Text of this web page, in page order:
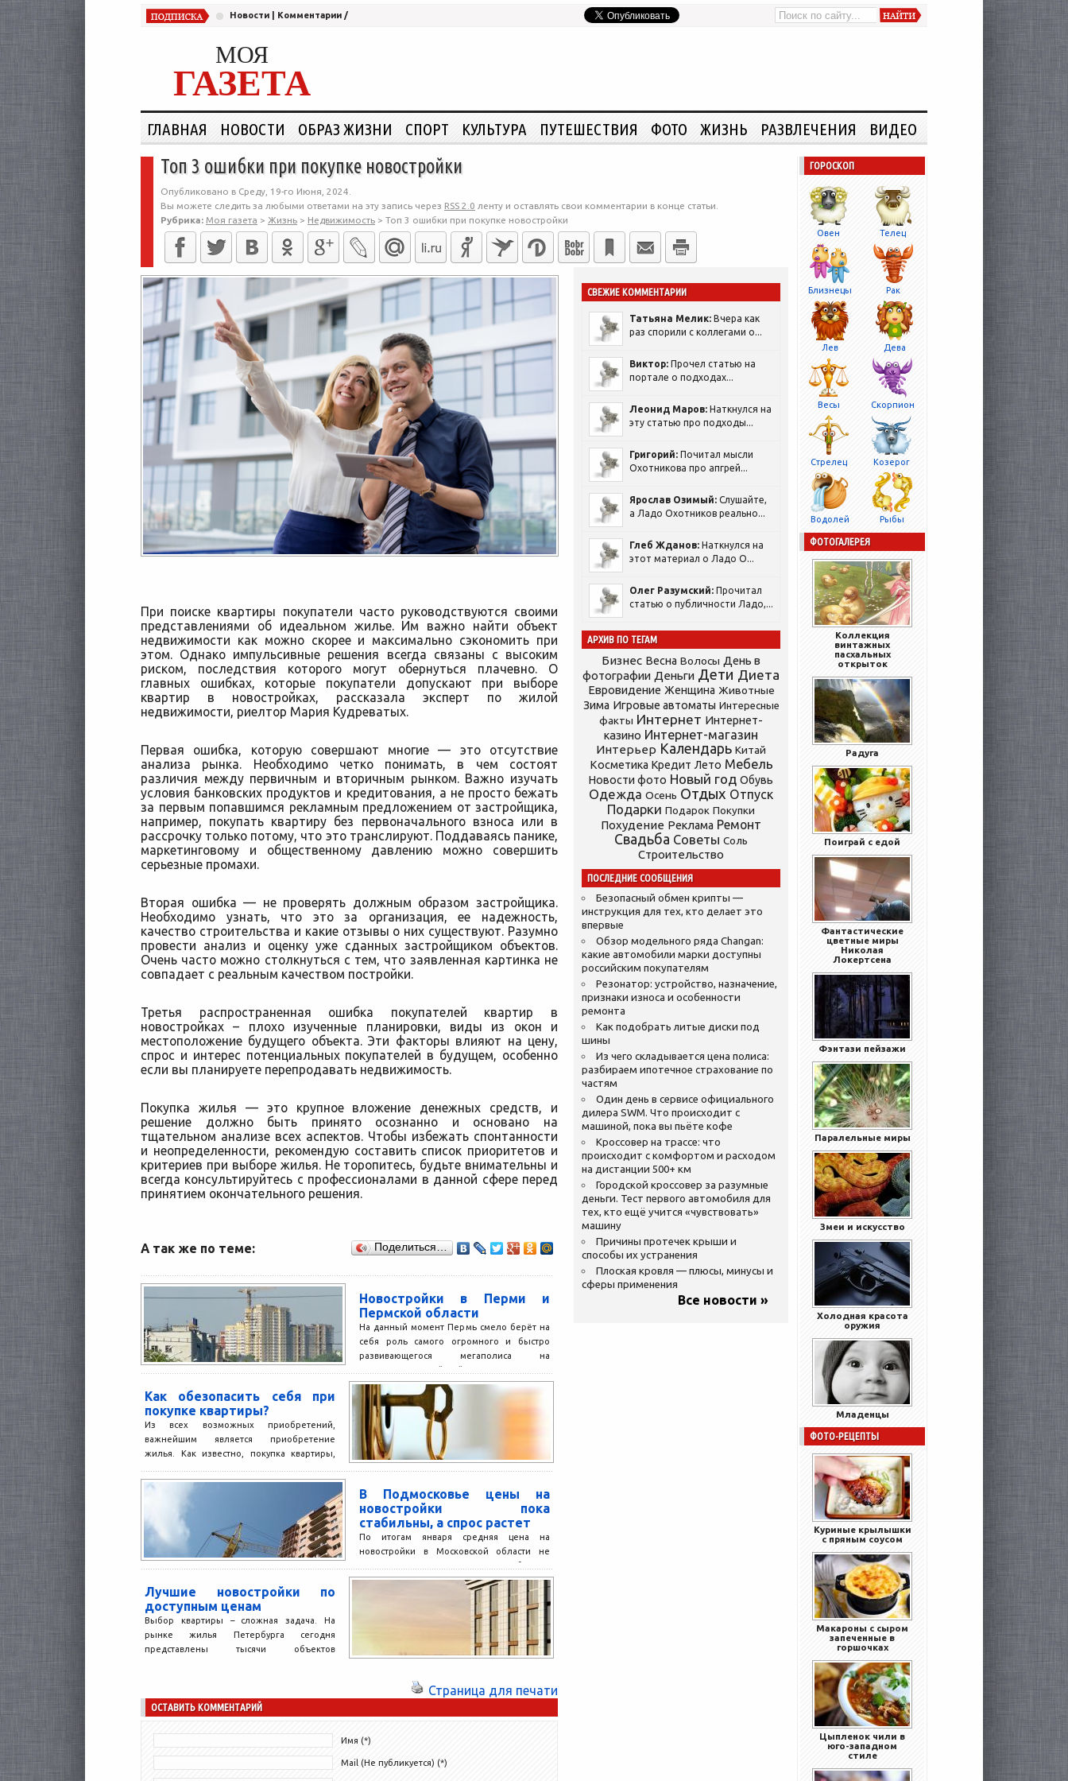
Новости Комментарии /
МОЯ
ГАЗЕТА
ГЛАВНАЯ НОВОСТИ ОБРАЗ ЖИЗНИ СПОРТ КУЛЬТУРА ПУТЕШЕСТВИЯ ФОТО ЖИЗНЬ РАЗВЛЕЧЕНИЯ ВИДЕО
Топ 3 ошибки при покупке новостройки
Опубликовано в Среду, 19-го Июня, 2024.
Вы можете следить за любыми ответами на эту запись через RSS 2.0 ленту и оставлять свои комментарии в конце статьи.
Рубрика: Моя газета > Жизнь > Недвижимость > Топ 3 ошибки при покупке новостройки
При поиске квартиры покупатели часто руководствуются своими
представлениями об идеальном жилье. Им важно найти объект
недвижимости как можно скорее и максимально сэкономить при
этом. Однако импульсивные решения всегда связаны с высоким
риском, последствия которого могут обернуться плачевно. О
главных ошибках, которые покупатели допускают при выборе
квартир в новостройках, рассказала эксперт по жилой
недвижимости, риелтор Мария Кудреватых.
Первая ошибка, которую совершают многие — это отсутствие
анализа рынка. Необходимо четко понимать, в чем состоят
различия между первичным и вторичным рынком. Важно изучать
условия банковских продуктов и кредитования, а не просто бежать
за первым попавшимся рекламным предложением от застройщика,
например, покупать квартиру без первоначального взноса или в
рассрочку только потому, что это транслируют. Поддаваясь панике,
маркетинговому и общественному давлению можно совершить
серьезные промахи.
Вторая ошибка — не проверять должным образом застройщика.
Необходимо узнать, что это за организация, ее надежность,
качество строительства и какие отзывы о них существуют. Разумно
провести анализ и оценку уже сданных застройщиком объектов.
Очень часто можно столкнуться с тем, что заявленная картинка не
совпадает с реальным качеством постройки.
Третья распространенная ошибка покупателей квартир в
новостройках – плохо изученные планировки, виды из окон и
местоположение будущего объекта. Эти факторы влияют на цену,
спрос и интерес потенциальных покупателей в будущем, особенно
если вы планируете перепродавать недвижимость.
Покупка жилья — это крупное вложение денежных средств, и
решение должно быть принято осознанно и основано на
тщательном анализе всех аспектов. Чтобы избежать спонтанности
и неопределенности, рекомендую составить список приоритетов и
критериев при выборе жилья. Не торопитесь, будьте внимательны и
всегда консультируйтесь с профессионалами в данной сфере перед
принятием окончательного решения.
А так же по теме: Поделиться…
Новостройки в Перми и
Пермской области
На данный момент Пермь смело берёт на
себя роль самого огромного и быстро
развивающегося мегаполиса на
территории Российской Федерации. Эта...
Как обезопасить себя при
покупке квартиры?
Из всех возможных приобретений,
важнейшим является приобретение
жилья. Как известно, покупка квартиры,
требует от покупателя...
В Подмосковье цены на
новостройки пока
стабильны, а спрос растет
По итогам января средняя цена на
новостройки в Московской области не
изменилась относительно декабря и
зафиксирована на отметке 80 308...
Лучшие новостройки по
доступным ценам
Выбор квартиры – сложная задача. На
рынке жилья Петербурга сегодня
представлены тысячи объектов
Страница для печати
ОСТАВИТЬ КОММЕНТАРИЙ
Имя (*)
Mail (Не публикуется) (*)
СВЕЖИЕ КОММЕНТАРИИ
Татьяна Мелик: Вчера как
раз спорили с коллегами о...
Виктор: Прочел статью на
портале о подходах...
Леонид Маров: Наткнулся на
эту статью про подходы...
Григорий: Почитал мысли
Охотникова про апгрей...
Ярослав Озимый: Слушайте,
а Ладо Охотников реально...
Глеб Жданов: Наткнулся на
этот материал о Ладо О...
Олег Разумский: Прочитал
статью о публичности Ладо,...
АРХИВ ПО ТЕГАМ
Бизнес Весна Волосы День в
фотографии Деньги Дети Диета
Евровидение Женщина Животные
Зима Игровые автоматы Интересные
факты Интернет Интернет-
казино Интернет-магазин
Интерьер Календарь Китай
Косметика Кредит Лето Мебель
Новости фото Новый год Обувь
Одежда Осень Отдых Отпуск
Подарки Подарок Покупки
Похудение Реклама Ремонт
Свадьба Советы Соль
Строительство
ПОСЛЕДНИЕ СООБЩЕНИЯ
Безопасный обмен крипты —
инструкция для тех, кто делает это
впервые
Обзор модельного ряда Changan:
какие автомобили марки доступны
российским покупателям
Резонатор: устройство, назначение,
признаки износа и особенности
ремонта
Как подобрать литые диски под
шины
Из чего складывается цена полиса:
разбираем ипотечное страхование по
частям
Один день в сервисе официального
дилера SWM. Что происходит с
машиной, пока вы пьёте кофе
Кроссовер на трассе: что
происходит с комфортом и расходом
на дистанции 500+ км
Городской кроссовер за разумные
деньги. Тест первого автомобиля для
тех, кто ещё учится «чувствовать»
машину
Причины протечек крыши и
способы их устранения
Плоская кровля — плюсы, минусы и
сферы применения
Все новости »
ГОРОСКОП
Овен Телец
Близнецы Рак
Лев Дева
Весы Скорпион
Стрелец Козерог
Водолей Рыбы
ФОТОГАЛЕРЕЯ
Коллекция
винтажных
пасхальных
открыток
Радуга
Поиграй с едой
Фантастические
цветные миры
Николая
Локертсена
Фэнтази пейзажи
Паралельные миры
Змеи и искусство
Холодная красота
оружия
Младенцы
ФОТО-РЕЦЕПТЫ
Куриные крылышки
с пряным соусом
Макароны с сыром
запеченные в
горшочках
Цыпленок чили в
юго-западном
стиле